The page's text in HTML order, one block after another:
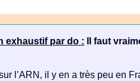
exhaustif par do :
Il faut
l’ARN, il y en a très peu en